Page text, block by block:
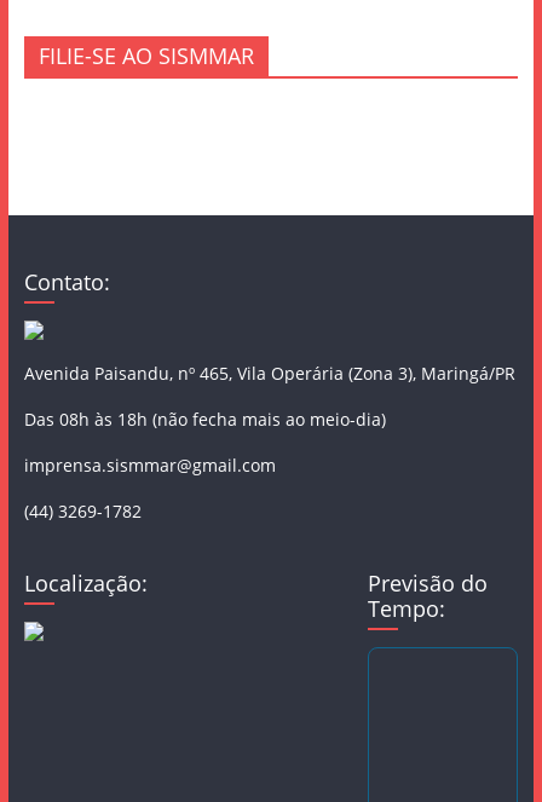
FILIE-SE AO SISMMAR
Contato:
Avenida Paisandu, nº 465, Vila Operária (Zona 3), Maringá/PR
Das 08h às 18h (não fecha mais ao meio-dia)
imprensa.sismmar@gmail.com
(44) 3269-1782
Localização:
Previsão do
Tempo: